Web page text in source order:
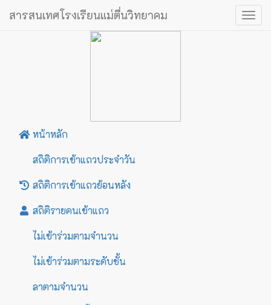
สารสนเทศโรงเรียนแม่ตื่นวิทยาคม
หน้าหลัก
สถิติการเข้าแถวประจำวัน
สถิติการเข้าแถวย้อนหลัง
สถิติรายคนเข้าแถว
ไม่เข้าร่วมตามจำนวน
ไม่เข้าร่วมตามระดับชั้น
ลาตามจำนวน